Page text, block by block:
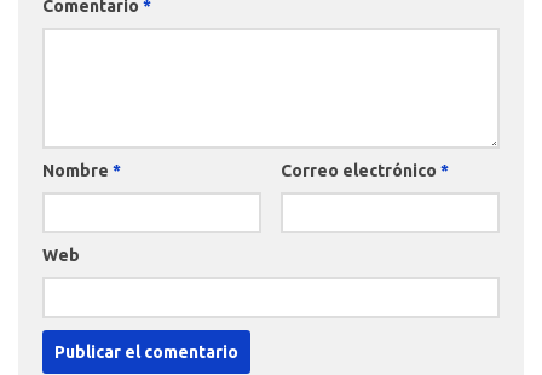
Comentario *
Nombre * Correo electrónico *
Web